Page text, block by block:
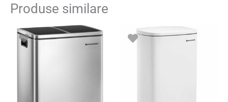
Produse similare